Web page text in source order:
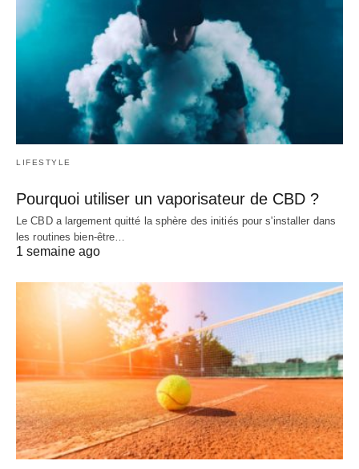
LIFESTYLE
Pourquoi utiliser un vaporisateur de CBD ?
Le CBD a largement quitté la sphère des initiés pour s'installer dans
les routines bien-être…
1 semaine ago